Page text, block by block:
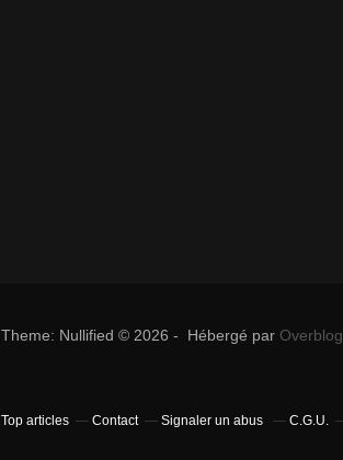
Theme: Nullified © 2026 - Hébergé par Overblog
Top articles Contact Signaler un abus C.G.U.